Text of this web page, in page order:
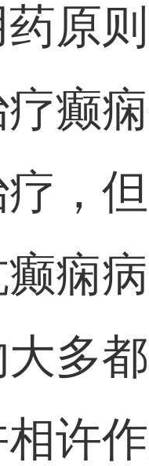
原
癫
，
痫
多
许